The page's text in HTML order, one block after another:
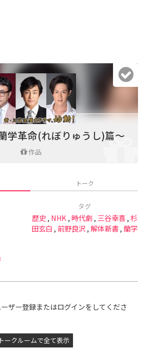
学革命(れぼりゅうし)篇～
作品
トーク
タグ
歴史 , NHK,時代劇 , 三谷幸喜,杉
田玄白 , 前野良沢,解体新書,蘭学
ザー登録またはログインをしてくださ
ークルームで全て表示